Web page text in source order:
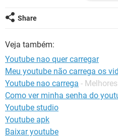
Share
Veja também:
Youtube nao quer carregar
Meu youtube não carrega os
Youtube nao carrega -
Como ver minha senha do
Youtube studio
Youtube apk
Baixar youtube